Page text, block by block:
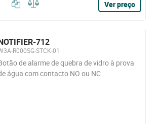
Ver preço
712
R000SG-STCK-01
de alarme de quebra de vidro à prova
água com contacto NO ou NC